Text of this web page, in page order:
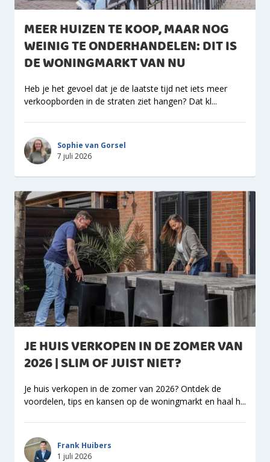
MEER HUIZEN TE KOOP, MAAR NOG
WEINIG TE ONDERHANDELEN: DIT IS
DE WONINGMARKT VAN NU
Heb je het gevoel dat je de laatste tijd net iets meer
verkoopborden in de straten ziet hangen? Dat kl...
Sophie van Gorsel
7 juli 2026
JE HUIS VERKOPEN IN DE ZOMER VAN
2026 | SLIM OF JUIST NIET?
Je huis verkopen in de zomer van 2026? Ontdek de
voordelen, tips en kansen op de woningmarkt en haal h...
Frank Huibers
1 juli 2026